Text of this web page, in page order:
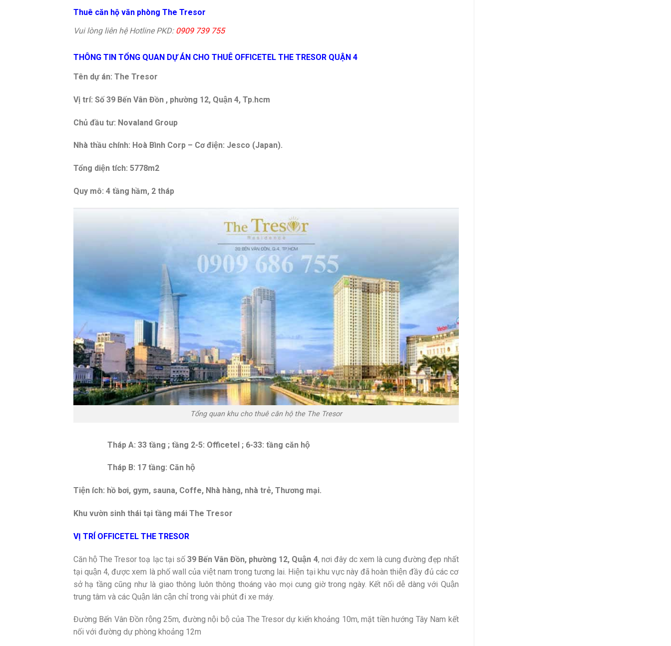
Thuê căn hộ văn phòng The Tresor
Vui lòng liên hệ Hotline PKD: 0909 739 755
THÔNG TIN TỔNG QUAN DỰ ÁN CHO THUÊ OFFICETEL THE TRESOR QUẬN 4
Tên dự án: The Tresor
Vị trí: Số 39 Bến Vân Đồn , phường 12, Quận 4, Tp.hcm
Chủ đầu tư: Novaland Group
Nhà thầu chính: Hoà Bình Corp – Cơ điện: Jesco (Japan).
Tổng diện tích: 5778m2
Quy mô: 4 tầng hầm, 2 tháp
Tổng quan khu cho thuê căn hộ the The Tresor
Tháp A: 33 tầng ; tầng 2-5: Officetel ; 6-33: tầng căn hộ
Tháp B: 17 tầng: Căn hộ
Tiện ích: hồ bơi, gym, sauna, Coffe, Nhà hàng, nhà trẻ, Thương mại.
Khu vườn sinh thái tại tầng mái The Tresor
VỊ TRÍ OFFICETEL THE TRESOR
Căn hộ The Tresor toạ lạc tại số 39 Bến Vân Đồn, phường 12, Quận 4, nơi đây dc xem là cung đường đẹp nhất
tại quận 4, được xem là phố wall của việt nam trong tương lai. Hiện tại khu vực này đã hoàn thiện đầy đủ các cơ
sở hạ tầng cũng như là giao thông luôn thông thoáng vào mọi cung giờ trong ngày. Kết nối dễ dàng với Quận
trung tâm và các Quận lân cận chỉ trong vài phút đi xe máy.
Đường Bến Vân Đồn rộng 25m, đường nội bộ của The Tresor dự kiến khoảng 10m, mặt tiền hướng Tây Nam kết
nối với đường dự phòng khoảng 12m